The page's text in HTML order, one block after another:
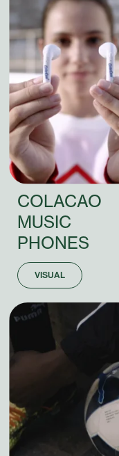
COLACAO
MUSIC
PHONES
VISUAL